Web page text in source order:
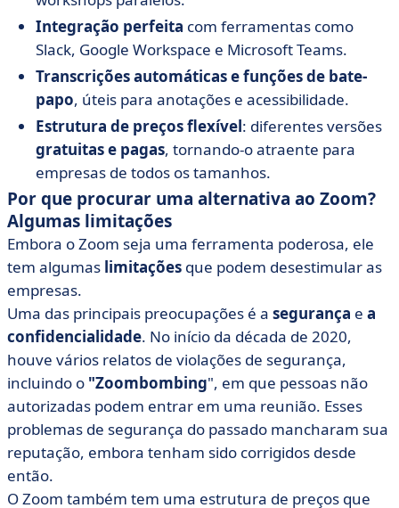
Integração perfeita com ferramentas como
Slack, Google Workspace e Microsoft Teams.
Transcrições automáticas e funções de bate-
papo, úteis para anotações e acessibilidade.
Estrutura de preços flexível: diferentes versões
gratuitas e pagas, tornando-o atraente para
empresas de todos os tamanhos.
Por que procurar uma alternativa ao Zoom?
Algumas limitações
Embora o Zoom seja uma ferramenta poderosa, ele
tem algumas limitações que podem desestimular as
empresas.
Uma das principais preocupações é a segurança e a
confidencialidade. No início da década de 2020,
houve vários relatos de violações de segurança,
incluindo o "Zoombombing", em que pessoas não
autorizadas podem entrar em uma reunião. Esses
problemas de segurança do passado mancharam sua
reputação, embora tenham sido corrigidos desde
então.
O Zoom também tem uma estrutura de preços que